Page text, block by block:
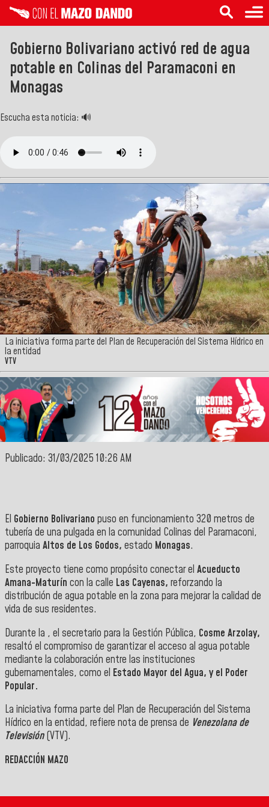
Gobierno Bolivariano activó red de agua
potable en Colinas del Paramaconi en
Monagas
Escucha esta noticia: 🔊
La iniciativa forma parte del Plan de Recuperación del Sistema Hídrico en
la entidad
VTV
Publicado: 31/03/2025 10:26 AM
El Gobierno Bolivariano puso en funcionamiento 320 metros de
tubería de una pulgada en la comunidad Colinas del Paramaconi,
parroquia Altos de Los Godos, estado Monagas.
Este proyecto tiene como propósito conectar el Acueducto
Amana-Maturín con la calle Las Cayenas, reforzando la
distribución de agua potable en la zona para mejorar la calidad de
vida de sus residentes.
Durante la , el secretario para la Gestión Pública, Cosme Arzolay,
resaltó el compromiso de garantizar el acceso al agua potable
mediante la colaboración entre las instituciones
gubernamentales, como el Estado Mayor del Agua, y el Poder
Popular.
La iniciativa forma parte del Plan de Recuperación del Sistema
Hídrico en la entidad, refiere nota de prensa de Venezolana de
Televisión(VTV).
REDACCIÓN MAZO